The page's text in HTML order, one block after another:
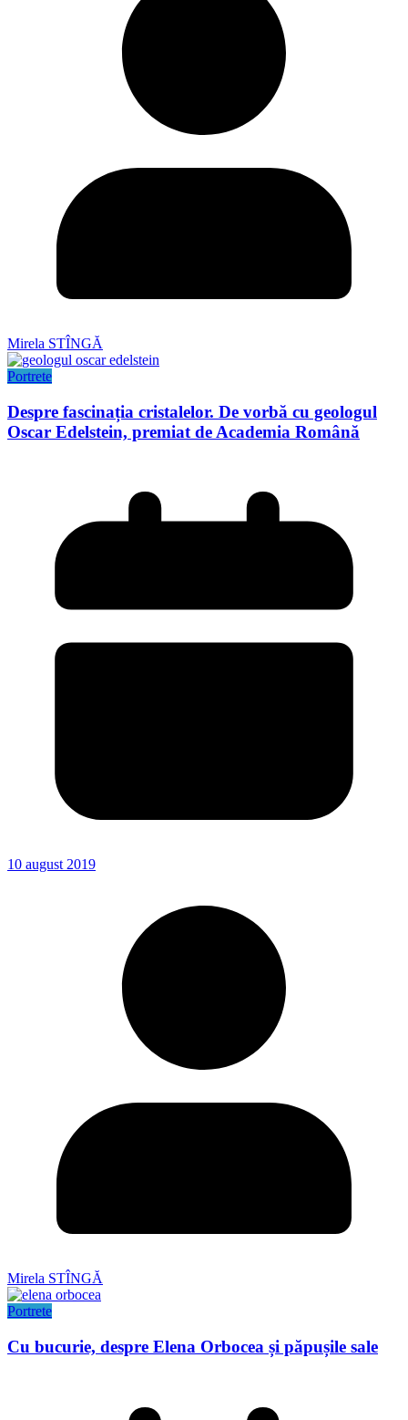
Mirela STÎNGĂ
Portrete
Despre fascinația cristalelor. De vorbă cu geologul
Oscar Edelstein, premiat de Academia Română
10 august 2019
Mirela STÎNGĂ
Portrete
Cu bucurie, despre Elena Orbocea și păpușile sale